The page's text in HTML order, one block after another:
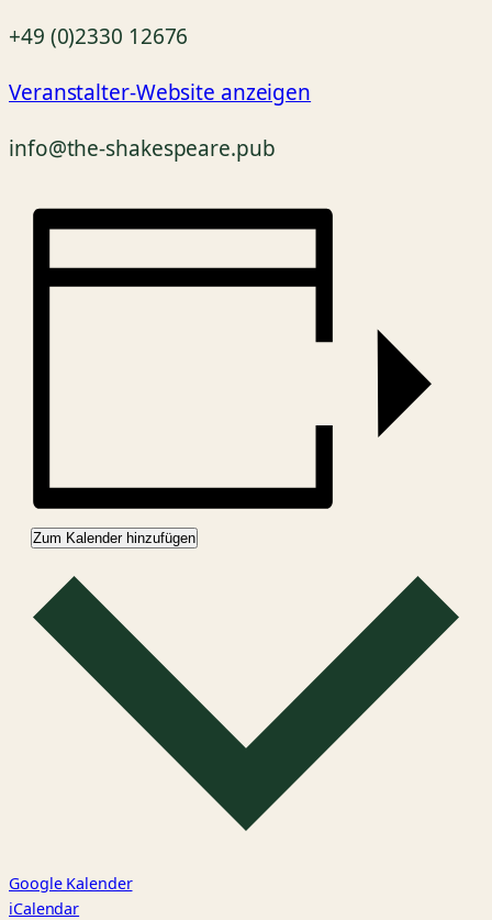
+49 (0)2330 12676
Veranstalter-Website anzeigen
info@the-shakespeare.pub
Zum Kalender hinzufügen
Google Kalender
iCalendar